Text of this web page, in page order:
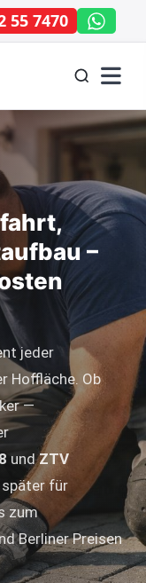
55 7470
–
jeder
Hoffläche. Ob
—
undZTV
später für
zum
Berliner Preisen